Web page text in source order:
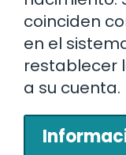
coinciden
en el
restablecer
a su cuenta.